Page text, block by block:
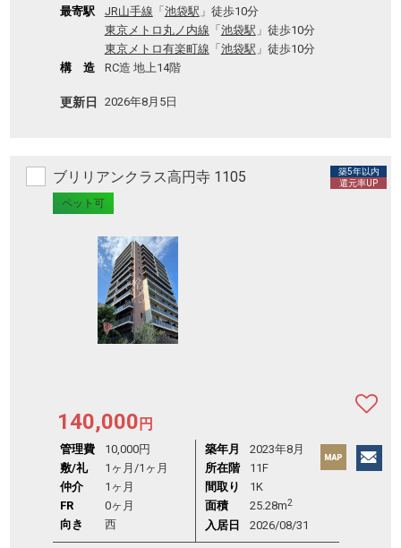
最寄駅
JR山手線 「 池袋駅 」徒歩10分
東京メトロ丸ノ内線 「 池袋駅 」徒歩10分
東京メトロ有楽町線 「 池袋駅 」徒歩10分
構 造
RC造 地上14階
更新日 2026年8月5日
ブリリアンクラス高円寺 1105
築5年以内
還元率UP
ペット可
140,000 円
管理費
10,000円
敷/礼
1ヶ月 /1ヶ月
仲介
1ヶ月
FR
0ヶ月
向き
西
築年月
2023年8月
所在階
11F
間取り
1K
面積
25.28m2
入居日 2026/08/31